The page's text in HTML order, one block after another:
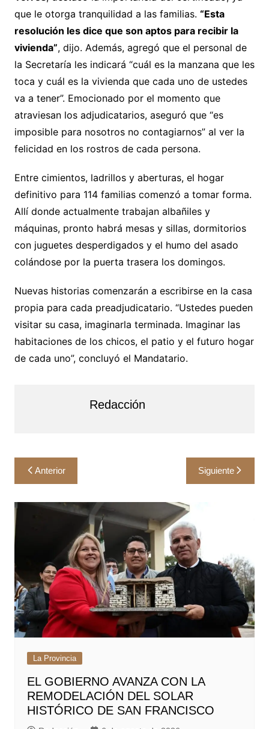
que le otorga tranquilidad a las familias. “Esta
resolución les dice que son aptos para recibir la
vivienda”, dijo. Además, agregó que el personal de
la Secretaría les indicará “cuál es la manzana que les
toca y cuál es la vivienda que cada uno de ustedes
va a tener”. Emocionado por el momento que
atraviesan los adjudicatarios, aseguró que “es
imposible para nosotros no contagiarnos” al ver la
felicidad en los rostros de cada persona.
Entre cimientos, ladrillos y aberturas, el hogar
definitivo para 114 familias comenzó a tomar forma.
Allí donde actualmente trabajan albañiles y
máquinas, pronto habrá mesas y sillas, dormitorios
con juguetes desperdigados y el humo del asado
colándose por la puerta trasera los domingos.
Nuevas historias comenzarán a escribirse en la casa
propia para cada preadjudicatario. “Ustedes pueden
visitar su casa, imaginarla terminada. Imaginar las
habitaciones de los chicos, el patio y el futuro hogar
de cada uno”, concluyó el Mandatario.
Redacción
Navegación
de
entradas
Anterior Siguiente
La Provincia
EL GOBIERNO AVANZA CON LA
REMODELACIÓN DEL SOLAR
HISTÓRICO DE SAN FRANCISCO